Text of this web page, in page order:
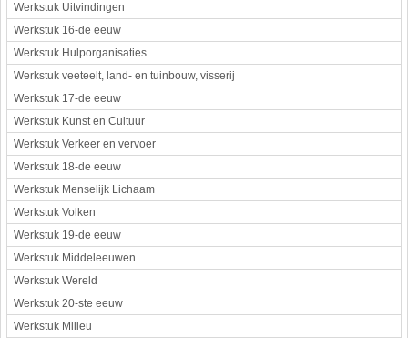
Werkstuk Uitvindingen
Werkstuk 16-de eeuw
Werkstuk Hulporganisaties
Werkstuk veeteelt, land- en tuinbouw, visserij
Werkstuk 17-de eeuw
Werkstuk Kunst en Cultuur
Werkstuk Verkeer en vervoer
Werkstuk 18-de eeuw
Werkstuk Menselijk Lichaam
Werkstuk Volken
Werkstuk 19-de eeuw
Werkstuk Middeleeuwen
Werkstuk Wereld
Werkstuk 20-ste eeuw
Werkstuk Milieu